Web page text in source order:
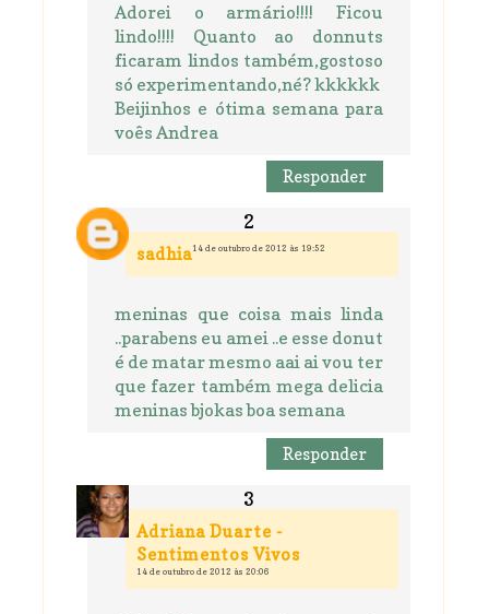
Adorei o armário!!!! Ficou
lindo!!!! Quanto ao donnuts
ficaram lindos também,gostoso
só experimentando,né? kkkkkk
Beijinhos e ótima semana para
voês Andrea
Responder
sadhia14 de outubro de 2012 às 19:52
meninas que coisa mais linda
..parabens eu amei ..e esse donut
é de matar mesmo aai ai vou ter
que fazer também mega delicia
meninas bjokas boa semana
Responder
Adriana Duarte -
Sentimentos Vivos
14 de outubro de 2012 às 20:06